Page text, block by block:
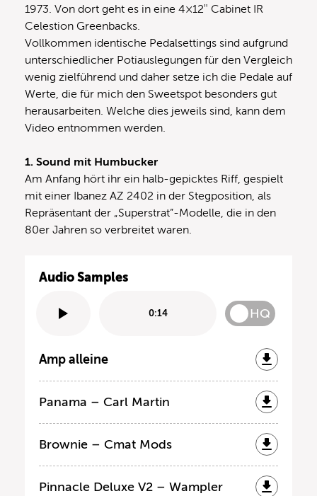
1973. Von dort geht es in eine 4×12″ Cabinet IR
Celestion Greenbacks.
Vollkommen identische Pedalsettings sind aufgrund
unterschiedlicher Potiauslegungen für den Vergleich
wenig zielführend und daher setze ich die Pedale auf
Werte, die für mich den Sweetspot besonders gut
herausarbeiten. Welche dies jeweils sind, kann dem
Video entnommen werden.
1. Sound mit Humbucker
Am Anfang hört ihr ein halb-gepicktes Riff, gespielt
mit einer Ibanez AZ 2402 in der Stegposition, als
Repräsentant der „Superstrat”-Modelle, die in den
80er Jahren so verbreitet waren.
Audio Samples
0:14 HQ
Amp alleine
Panama – Carl Martin
Brownie – Cmat Mods
Pinnacle Deluxe V2 – Wampler